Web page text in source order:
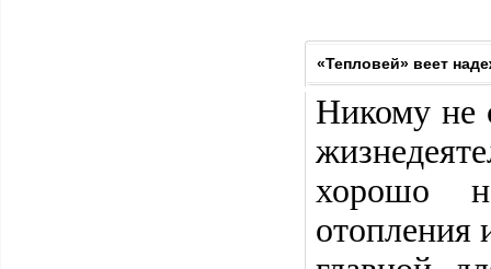
«Тепловей» веет
Никому не
хорошо
отопления